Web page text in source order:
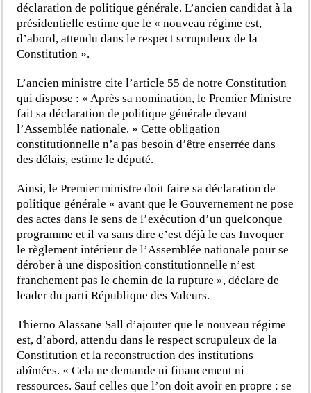
déclaration de politique générale. L’ancien candidat à la
présidentielle estime que le « nouveau régime est,
d’abord, attendu dans le respect scrupuleux de la
Constitution ».
L’ancien ministre cite l’article 55 de notre Constitution
qui dispose : « Après sa nomination, le Premier Ministre
fait sa déclaration de politique générale devant
l’Assemblée nationale. » Cette obligation
constitutionnelle n’a pas besoin d’être enserrée dans
des délais, estime le député.
Ainsi, le Premier ministre doit faire sa déclaration de
politique générale « avant que le Gouvernement ne pose
des actes dans le sens de l’exécution d’un quelconque
programme et il va sans dire c’est déjà le cas Invoquer
le règlement intérieur de l’Assemblée nationale pour se
dérober à une disposition constitutionnelle n’est
franchement pas le chemin de la rupture », déclare de
leader du parti République des Valeurs.
Thierno Alassane Sall d’ajouter que le nouveau régime
est, d’abord, attendu dans le respect scrupuleux de la
Constitution et la reconstruction des institutions
abîmées. « Cela ne demande ni financement ni
ressources. Sauf celles que l’on doit avoir en propre : se